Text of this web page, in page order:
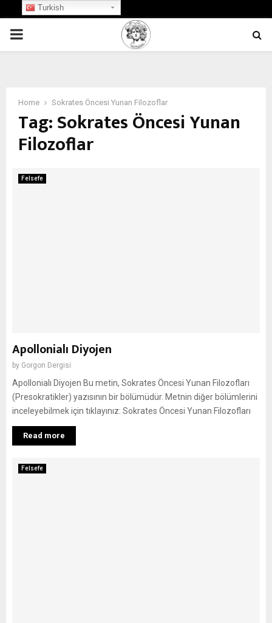
PRIMARY
Home Sokrates Öncesi Yunan Filozoflar
Tag:Sokrates Öncesi Yunan
Filozoflar
Felsefe
Apollonialı Diyojen
by Gorgon Dergisi
Apollonialı Diyojen Bu metin, Sokrates Öncesi Yunan Filozofları
(Presokratikler) yazısının bir bölümüdür. Metnin diğer bölümlerini
inceleyebilmek için tıklayınız: Sokrates Öncesi Yunan Filozofları
Read more
Felsefe
Turkish